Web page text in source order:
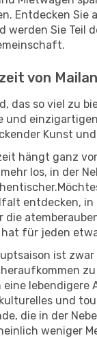
Entdecken Sie
werden Sie Teil
von
das so viel zu
und
Kunst
hängt ganz
los, in der
entdecken, in
die
hat für jeden
ist
lebendigere
und
die in der
weniger